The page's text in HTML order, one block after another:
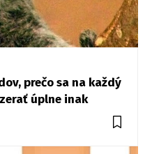
prečo sa na každý
úplne inak